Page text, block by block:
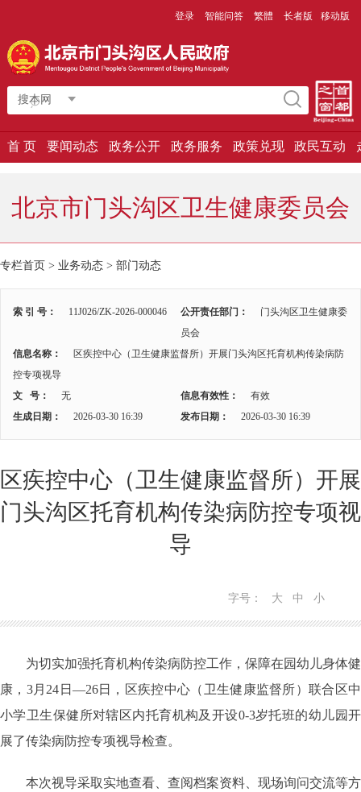
登录 智能问答 繁體 长者版 移动版
搜本网
首 页 要闻动态 政务公开 政务服务 政策兑现 政民互动
北京市门头沟区卫生健康委员会
专栏首页 > 业务动态 > 部门动态
索 引 号： 11J026/ZK-2026-000046 公开责任部门：
门头沟区卫生健康委
员会
信息名称：
区疾控中心（卫生健康监督所）开展门头沟区托育机构传染病防
控专项视导
文 号：
无 信息有效性：
有效
生成日期：
2026-03-30 16:39 发布日期： 2026-03-30 16:39
区疾控中心（卫生健康监督所）开展
门头沟区托育机构传染病防控专项视
导
字号： 大 中 小
为切实加强托育机构传染病防控工作，保障在园幼儿身体健
康，3月24日—26日，区疾控中心（卫生健康监督所）联合区中
小学卫生保健所对辖区内托育机构及开设0-3岁托班的幼儿园开
展了传染病防控专项视导检查。
本次视导采取实地查看、查阅档案资料、现场询问交流等方